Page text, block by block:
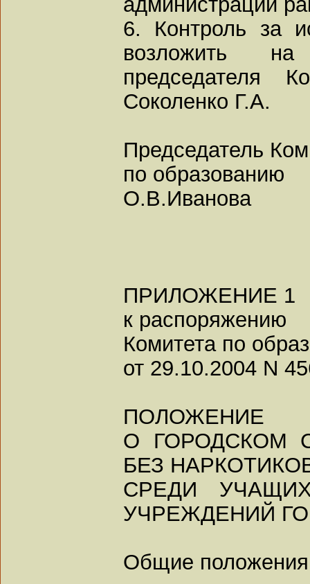
6. Контроль за
возложить на
председателя
Соколенко Г.А.
Председатель
по образованию
О.В.Иванова
ПРИЛОЖЕНИЕ 1
к распоряжению
Комитета по
от 29.10.2004 N
ПОЛОЖЕНИЕ
О ГОРОДСКОМ
БЕЗ
СРЕДИ
УЧРЕЖДЕНИЙ
Общие положения